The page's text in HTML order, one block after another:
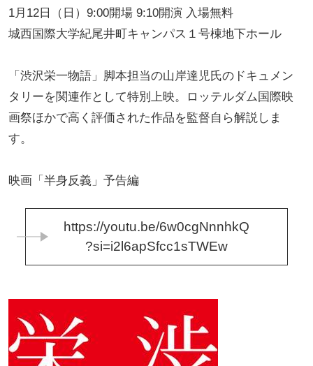
1月12日（日）9:00開場 9:10開演 入場無料
城西国際大学紀尾井町キャンパス１号棟地下ホール
「渋沢栄一物語」脚本担当の山岸達児氏のドキュメン
タリーを関連作として特別上映。ロッテルダム国際映
画祭ほかで高く評価された作品を監督自ら解説しま
す。
映画「半身反義」予告編
https://youtu.be/6w0cgNnnhkQ
?si=i2l6apSfcc1sTWEw